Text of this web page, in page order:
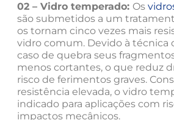
02 – Vidro temperado: Os
são submetidos a um
os tornam cinco vezes mais
vidro comum. Devido à técnica
caso de quebra seus
menos cortantes, o que reduz
risco de ferimentos graves.
resistência elevada, o vidro
indicado para aplicações com
impactos mecânicos.